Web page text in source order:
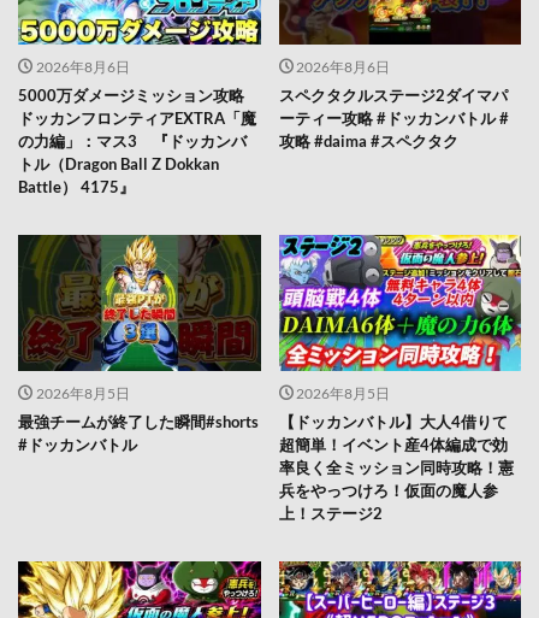
2026年8月6日
5000万ダメージミッション攻略
ドッカンフロンティアEXTRA「魔
の力編」：マス3 『ドッカンバ
トル（Dragon Ball Z Dokkan
Battle） 4175』
2026年8月6日
スペクタクルステージ2ダイマパ
ーティー攻略 #ドッカンバトル #
攻略 #daima #スペクタク
2026年8月5日
最強チームが終了した瞬間#shorts
#ドッカンバトル
2026年8月5日
【ドッカンバトル】大人4借りて
超簡単！イベント産4体編成で効
率良く全ミッション同時攻略！憲
兵をやっつけろ！仮面の魔人参
上！ステージ2